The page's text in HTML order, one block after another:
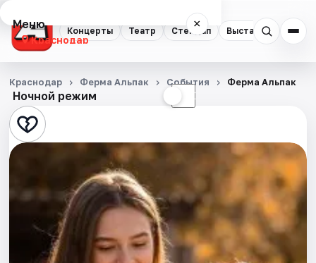
Концерты Театр Стендап Выставки
Меню ×
Краснодар
Концерты
Театр
Стендап
Экскурсии
Ночной режим ☾
Краснодар Ферма Альпак События Ферма Альпак